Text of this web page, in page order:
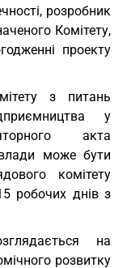
розробник
Комітету,
проекту
з питань
у
акта
може бути
комітету
робочих днів з
на
розвитку